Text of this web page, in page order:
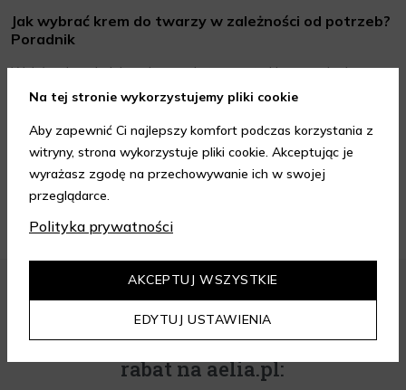
Jak wybrać krem do twarzy w zależności od potrzeb?
Poradnik
Wybór odpowiedniego kremu do twarzy to kluczowy krok w
codziennej pielęgnacji skóry, który może znacząco wpłynąć na
jej wygląd i kondycję. Warto znać składniki i właściwości kremów
oraz wiedzieć, jak dopasować je do potrzeb własnej skóry.
Poniżej znajdziesz kilka porad, które pomogą ci wybrać idealny
krem do twarzy.
Czytaj dalej
ZOBACZ WIĘCEJ
Zapisz się do newslettera i odbierz
rabat na aelia.pl:
Na tej stronie wykorzystujemy pliki cookie
Aby zapewnić Ci najlepszy komfort podczas korzystania z
witryny, strona wykorzystuje pliki cookie. Akceptując je
wyrażasz zgodę na przechowywanie ich w swojej
przeglądarce.
Polityka prywatności
EDYTUJ USTAWIENIA
AKCEPTUJ WSZYSTKIE